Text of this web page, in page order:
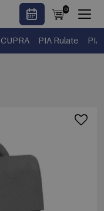
0
CUPRA PIA Rulate PIA